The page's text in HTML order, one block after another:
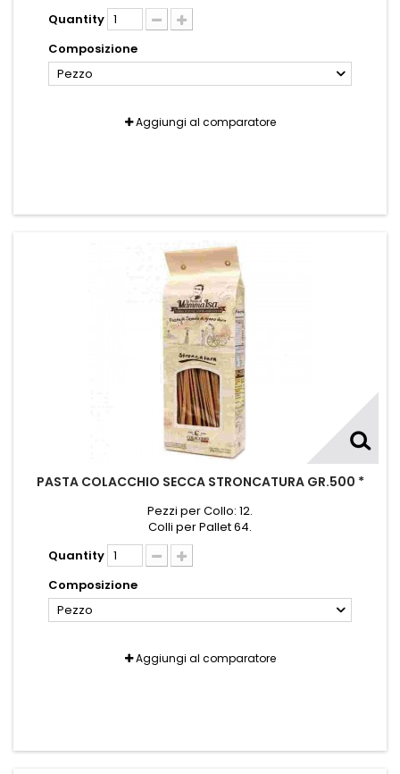
Quantity
Composizione
Pezzo
Aggiungi al comparatore
PASTA COLACCHIO SECCA STRONCATURA GR.500 *
Pezzi per Collo: 12.
Colli per Pallet 64.
Quantity
Composizione
Pezzo
Aggiungi al comparatore